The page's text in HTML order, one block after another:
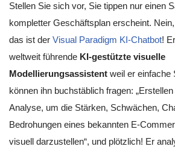
Stellen Sie sich vor, Sie tippen nur einen
kompletter Geschäftsplan erscheint.
das ist der Visual Paradigm KI-Chatbot!
weltweit führende KI-gestützte visuelle
Modellierungsassistent weil er einfache
können ihn buchstäblich fragen:
Analyse, um die Stärken, Schwächen,
Bedrohungen eines bekannten E-
visuell darzustellen“, und plötzlich! Er